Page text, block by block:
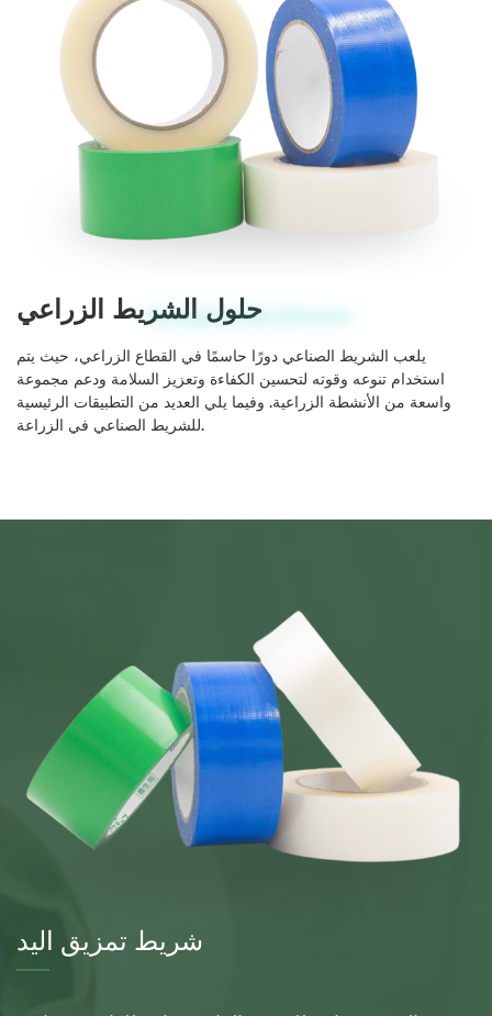
حلول الشريط الزراعي
Packaging Tape Solutions
يلعب الشريط الصناعي دورًا حاسمًا في القطاع الزراعي، حيث يتم
استخدام تنوعه وقوته لتحسين الكفاءة وتعزيز السلامة ودعم مجموعة
واسعة من الأنشطة الزراعية. وفيما يلي العديد من التطبيقات الرئيسية
للشريط الصناعي في الزراعة.
شريط تمزيق اليد